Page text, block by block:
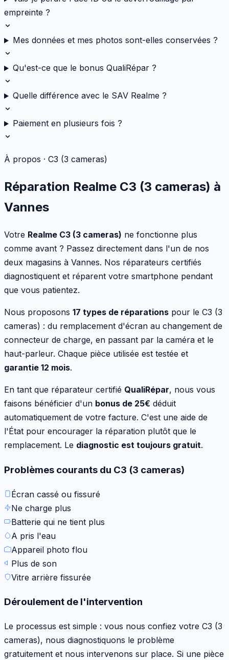
empreinte ?
Mes données et mes photos sont-elles conservées ?
Qu'est-ce que le bonus QualiRépar ?
Quelle différence avec le SAV Realme ?
Paiement en plusieurs fois ?
À propos · C3 (3 cameras)
Réparation Realme C3 (3 cameras) à
Vannes
Votre Realme C3 (3 cameras) ne fonctionne plus
comme avant ? Passez directement dans l'un de nos
deux magasins à Vannes. Nos réparateurs certifiés
diagnostiquent et réparent votre smartphone pendant
que vous patientez.
Nous proposons 17 types de réparations pour le C3 (3
cameras) : du remplacement d'écran au changement de
connecteur de charge, en passant par la caméra et le
haut-parleur. Chaque pièce utilisée est testée et
garantie 12 mois.
En tant que réparateur certifié QualiRépar, nous vous
faisons bénéficier d'un bonus de 25€ déduit
automatiquement de votre facture. C'est une aide de
l'État pour encourager la réparation plutôt que le
remplacement. Le diagnostic est toujours gratuit.
Problèmes courants du C3 (3 cameras)
Écran cassé ou fissuré
Ne charge plus
Batterie qui ne tient plus
A pris l'eau
Appareil photo flou
Plus de son
Vitre arrière fissurée
Déroulement de l'intervention
Le processus est simple : vous nous confiez votre C3 (3
cameras), nous diagnostiquons le problème
gratuitement et nous intervenons sur place. Si une pièce